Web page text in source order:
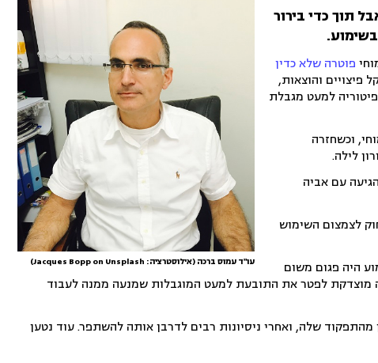
עו"ד עמוס ברכה (אילוסטרציה: Jacques Bopp on Unsplash)
תוך כדי בירור
פוטרה שלא כדין
מוגבלות. בפסק הדין, שחייב את רשת "חצי חינם" ב-87 אלף שקל פיצויים והוצאות,
למעט מגבלת
היא לקתה באירוע מוחי, וכשחזרה
לילה.
הגיעה עם אביה
לצמצום השימוש
היה פגום משום
מוצדקת לפטר את התובעת למעט המוגבלות שמנעה ממנה לעבוד
שלה, ואחרי ניסיונות רבים לדרבן אותה להשתפר. עוד נטען